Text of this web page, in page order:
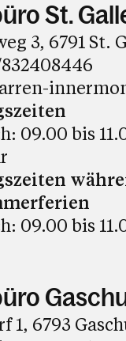
St.
3, 6791 St.
09.00 bis
09.00 bis
1, 6793